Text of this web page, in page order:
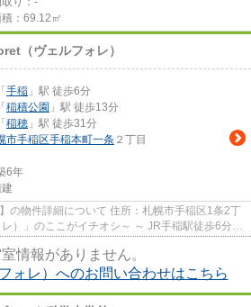
：69.12㎡
（ヴェルフォレ）
「 手稲 」駅 徒歩6分
「 稲積公園 」駅 徒歩13分
「 稲穂 」駅 徒歩31分
市手稲区手稲本町一条 ２丁目
6年
いて 住所：札幌市手稲区1条2丁
情報がありません。
ォレ）へのお問い合わせはこちら